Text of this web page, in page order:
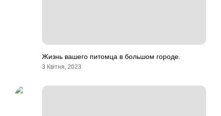
Жизнь вашего питомца в большом городе.
3 Квітня, 2023